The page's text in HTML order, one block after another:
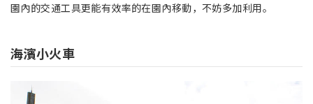
園內的交通工具更能有效率的在園內移動，不妨多加利用。
海濱小火車